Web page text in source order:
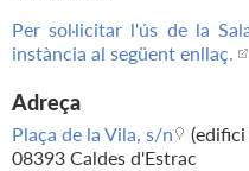
Per sol·licitar l'ús de la
instància al següent enllaç.
Adreça
Plaça de la Vila, s/n
(edifici
08393 Caldes d'Estrac